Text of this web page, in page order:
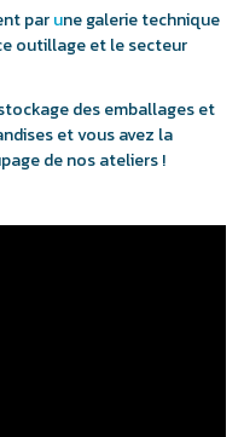
parune galerie technique
outillage et le secteur
des emballages et
et vous avez la
de nos ateliers !